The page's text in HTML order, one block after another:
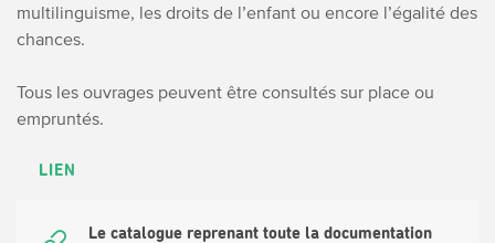
multilinguisme, les droits de l’enfant ou encore l’égalité des
chances.
Tous les ouvrages peuvent être consultés sur place ou
empruntés.
LIEN
Le catalogue reprenant toute la documentation